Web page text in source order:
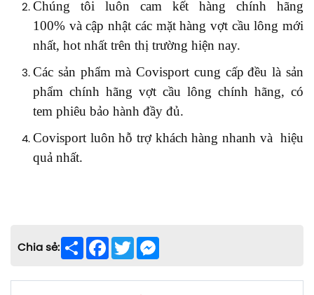
Chúng tôi luôn cam kết hàng chính hãng
100% vàcập nhật các mặt hàng vợt cầu lông mới
nhất, hot nhất trên thị trường hiện nay.
Các sản phẩmmà Covisport cung cấp đều là sản
phẩm chính hãng vợt cầu lông chính hãng, có
tem phiêu bảo hành đầy đủ.
Covisport luôn hỗ trợ khách hàng nhanh và hiệu
quả nhất.
Chia sẻ: ShareFacebook
Twitter